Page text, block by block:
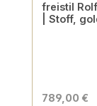
freistil
| Stoff,
789,00 €